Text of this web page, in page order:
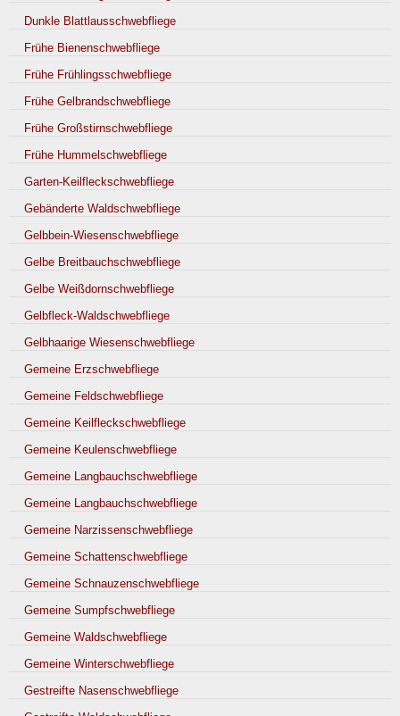
Dunkle Blattlausschwebfliege
Frühe Bienenschwebfliege
Frühe Frühlingsschwebfliege
Frühe Gelbrandschwebfliege
Frühe Großstirnschwebfliege
Frühe Hummelschwebfliege
Garten-Keilfleckschwebfliege
Gebänderte Waldschwebfliege
Gelbbein-Wiesenschwebfliege
Gelbe Breitbauchschwebfliege
Gelbe Weißdornschwebfliege
Gelbfleck-Waldschwebfliege
Gelbhaarige Wiesenschwebfliege
Gemeine Erzschwebfliege
Gemeine Feldschwebfliege
Gemeine Keilfleckschwebfliege
Gemeine Keulenschwebfliege
Gemeine Langbauchschwebfliege
Gemeine Langbauchschwebfliege
Gemeine Narzissenschwebfliege
Gemeine Schattenschwebfliege
Gemeine Schnauzenschwebfliege
Gemeine Sumpfschwebfliege
Gemeine Waldschwebfliege
Gemeine Winterschwebfliege
Gestreifte Nasenschwebfliege